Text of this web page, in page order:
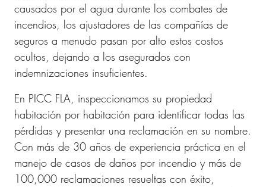
causados por el agua durante los combates de
incendios, los ajustadores de las compañías de
seguros a menudo pasan por alto estos costos
ocultos, dejando a los asegurados con
indemnizaciones insuficientes.
En PICC FLA, inspeccionamos su propiedad
habitación por habitación para identificar todas las
pérdidas y presentar una reclamación en su nombre.
Con más de 30 años de experiencia práctica en el
manejo de casos de daños por incendio y más de
100,000 reclamaciones resueltas con éxito,